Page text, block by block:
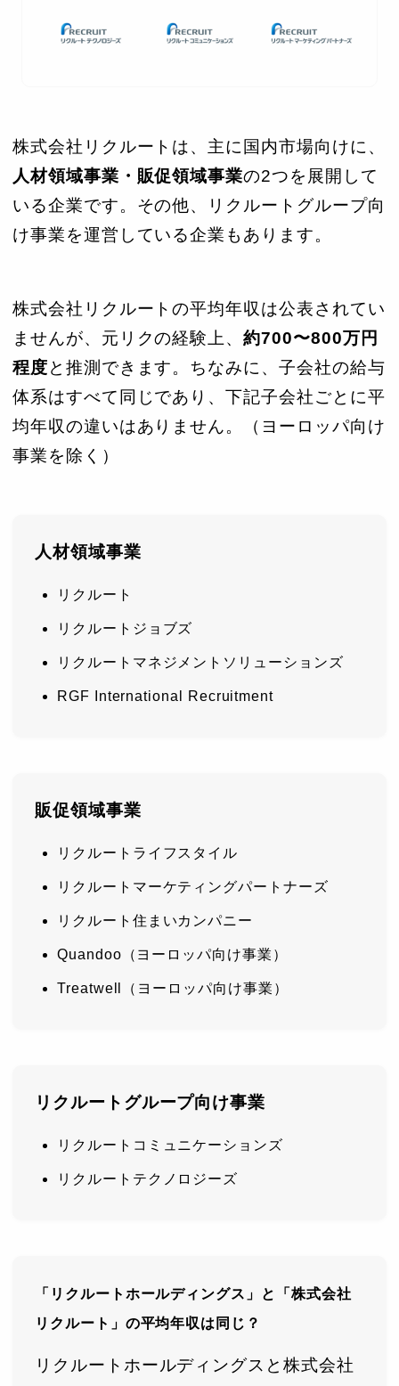
株式会社リクルートは、主に国内市場向けに、
人材領域事業・販促領域事業の2つを展開して
いる企業です。その他、リクルートグループ向
け事業を運営している企業もあります。
株式会社リクルートの平均年収は公表されてい
ませんが、元リクの経験上、約700〜800万円
程度と推測できます。ちなみに、子会社の給与
体系はすべて同じであり、下記子会社ごとに平
均年収の違いはありません。（ヨーロッパ向け
事業を除く）
人材領域事業
リクルート
リクルートジョブズ
リクルートマネジメントソリューションズ
RGF International Recruitment
販促領域事業
リクルートライフスタイル
リクルートマーケティングパートナーズ
リクルート住まいカンパニー
Quandoo（ヨーロッパ向け事業）
Treatwell（ヨーロッパ向け事業）
リクルートグループ向け事業
リクルートコミュニケーションズ
リクルートテクノロジーズ
「リクルートホールディングス」と「株式会社
リクルート」の平均年収は同じ？
リクルートホールディングスと株式会社